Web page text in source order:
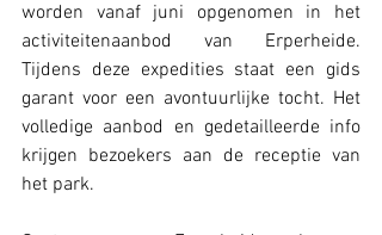
worden vanaf juni opgenomen in het
activiteitenaanbod van Erperheide.
Tijdens deze expedities staat een gids
garant voor een avontuurlijke tocht. Het
volledige aanbod en gedetailleerde info
krijgen bezoekers aan de receptie van
het park.